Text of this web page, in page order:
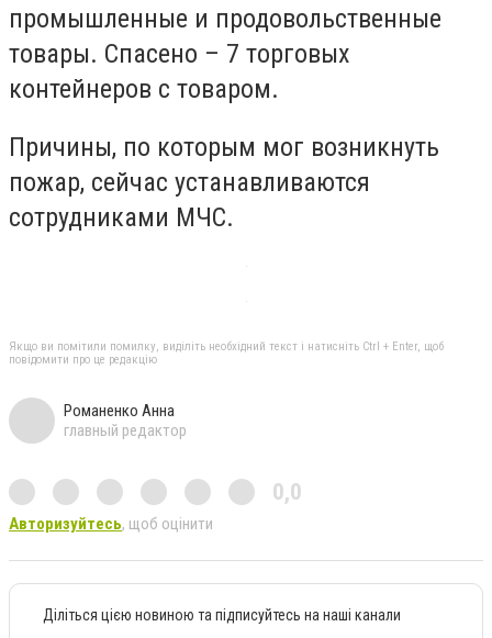
промышленные и продовольственные
товары. Спасено – 7 торговых
контейнеров с товаром.
Причины, по которым мог возникнуть
пожар, сейчас устанавливаются
сотрудниками МЧС.
Якщо ви помітили помилку, виділіть необхідний текст і натисніть Ctrl + Enter, щоб
повідомити про це редакцію
Романенко Анна
главный редактор
0,0
Авторизуйтесь, щоб оцінити
Діліться цією новиною та підписуйтесь на наші канали